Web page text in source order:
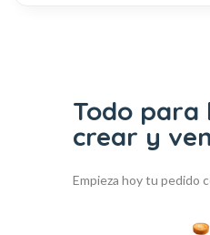
Todo para
crear y
Empieza hoy tu pedido